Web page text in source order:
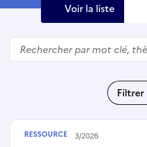
Voir la liste
Rechercher
Filtrer
Publié le12/03/2026
RESSOURCE